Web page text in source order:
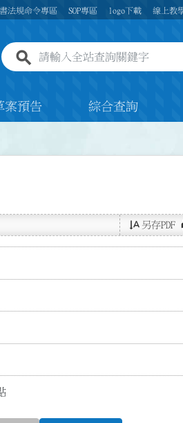
法規命令專區 SOP專區 logo下載 線上教
全站查詢關鍵字欄位
案預告 綜合查詢
text_rotate_vertical 另存PDF